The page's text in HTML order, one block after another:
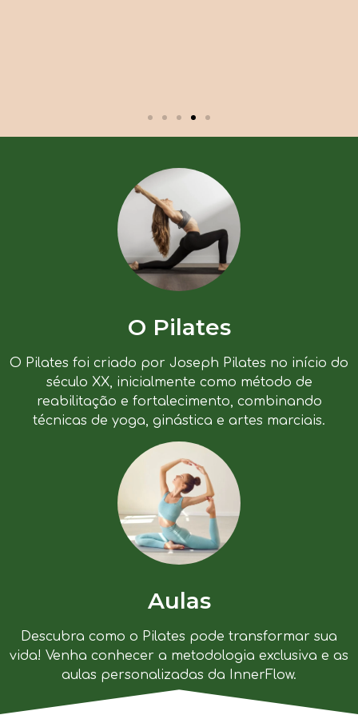
O Pilates
O Pilates foi criado por Joseph Pilates no início do
século XX, inicialmente como método de
reabilitação e fortalecimento, combinando
técnicas de yoga, ginástica e artes marciais.
Aulas
Descubra como o Pilates pode transformar sua
vida! Venha conhecer a metodologia exclusiva e as
aulas personalizadas da InnerFlow.